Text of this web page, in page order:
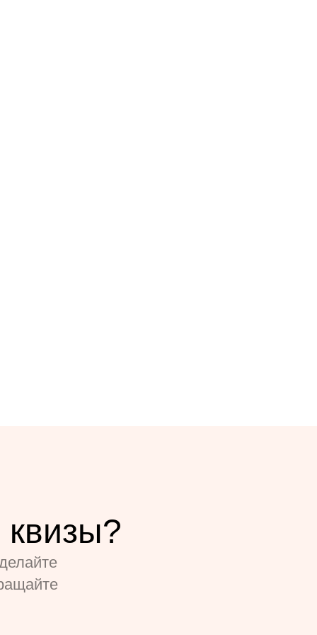
квизы?